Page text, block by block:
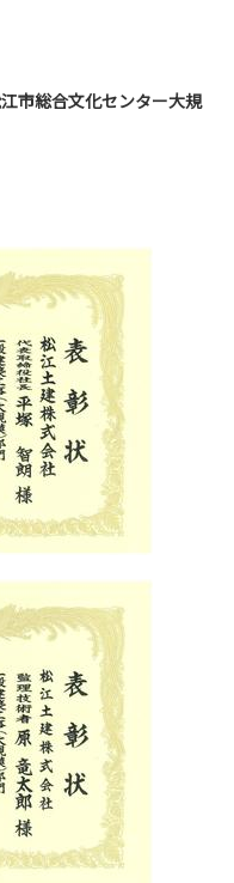
市総合文化センター大規